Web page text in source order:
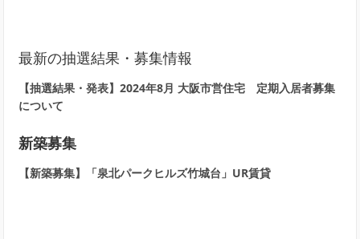
最新の抽選結果・募集情報
【抽選結果・発表】2024年8月 大阪市営住宅 定期入居者募集
について
新築募集
【新築募集】「泉北パークヒルズ竹城台」UR賃貸